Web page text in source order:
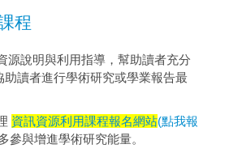
程
源說明與利用指導，幫助讀者充分
助讀者進行學術研究或學業報告最
資訊資源利用課程報名網站(點我報
參與增進學術研究能量。